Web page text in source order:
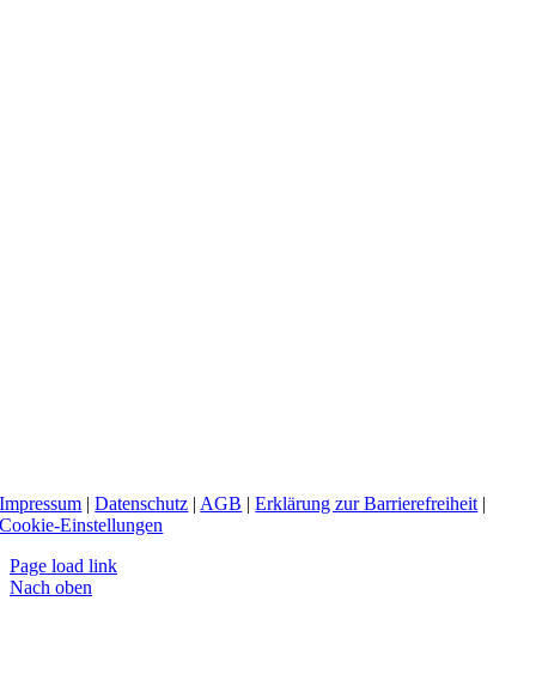
Impressum |Datenschutz | AGB |Erklärung zur Barrierefreiheit |
Cookie-Einstellungen
Page load link
Nach oben